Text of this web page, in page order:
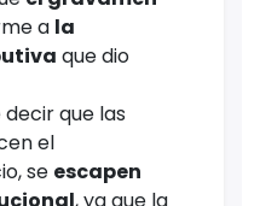
a la
que dio
que las
el
se escapen